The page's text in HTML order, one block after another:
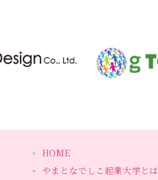
HOME
やまとなでしこ起業大学とは